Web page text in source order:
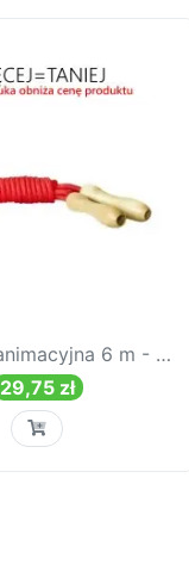
Skakanka animacyjna 6 m - RÓŻNE KOLORY
29,75 zł